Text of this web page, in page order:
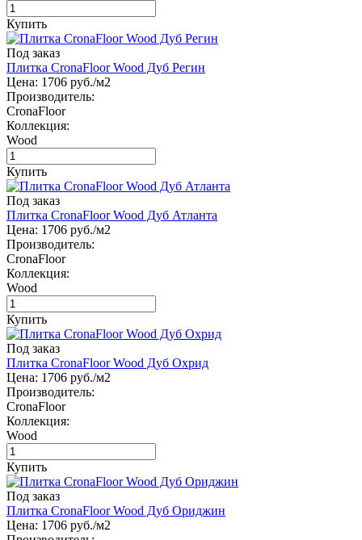
Купить
Под заказ
Плитка CronaFloor Wood Дуб Регин
Цена: 1706 руб./м2
Производитель:
CronaFloor
Коллекция:
Wood
Купить
Под заказ
Плитка CronaFloor Wood Дуб Атланта
Цена: 1706 руб./м2
Производитель:
CronaFloor
Коллекция:
Wood
Купить
Под заказ
Плитка CronaFloor Wood Дуб Охрид
Цена: 1706 руб./м2
Производитель:
CronaFloor
Коллекция:
Wood
Купить
Под заказ
Плитка CronaFloor Wood Дуб Ориджин
Цена: 1706 руб./м2